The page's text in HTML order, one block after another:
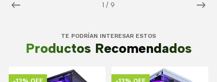
1 / 9
TE PODRÍAN INTERESAR ESTOS
Productos Recomendados